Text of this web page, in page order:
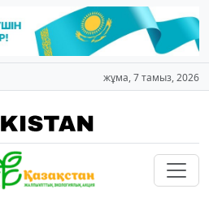
жұма, 7 тамыз, 2026